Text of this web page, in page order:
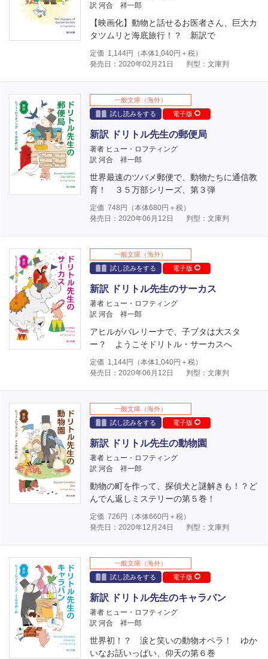
訳 河合 祥一郎
【映画化】動物と話せるお医者さん、巨大カ
タツムリと海底旅行！？ 新訳で
定価 1,144円（本体1,040円＋税）
発売日：2020年02月21日
判型：文庫判
一般文庫（海外）
試し読みをする
電子版
新訳 ドリトル先生の郵便局
著者 ヒュー・ロフティング
訳 河合 祥一郎
世界最速のツバメ郵便で、動物たちに通信教
育！ ３５万部シリーズ、第３弾
定価 748 円（本体680円＋税）
発売日：2020年06月12日
判型：文庫判
一般文庫（海外）
試し読みをする
電子版
新訳 ドリトル先生のサーカス
著者 ヒュー・ロフティング
訳 河合 祥一郎
アヒルがバレリーナで、子ブタは大スタ
ー？ ようこそドリトル・サーカスへ
定価 1,144円（本体1,040円＋税）
発売日：2020年06月12日
判型：文庫判
一般文庫（海外）
試し読みをする
電子版
新訳 ドリトル先生の動物園
著者 ヒュー・ロフティング
訳 河合 祥一郎
動物の町を作って、探偵犬と謎解きも！？ど
んでん返しミステリーの第５巻！
定価 726 円（本体660円＋税）
発売日：2020年12月24日
判型：文庫判
一般文庫（海外）
試し読みをする
電子版
新訳 ドリトル先生のキャラバン
著者 ヒュー・ロフティング
訳 河合 祥一郎
世界初！？ 涙と笑いの動物オペラ！ ゆか
いなお話いっぱい、仰天の第６巻